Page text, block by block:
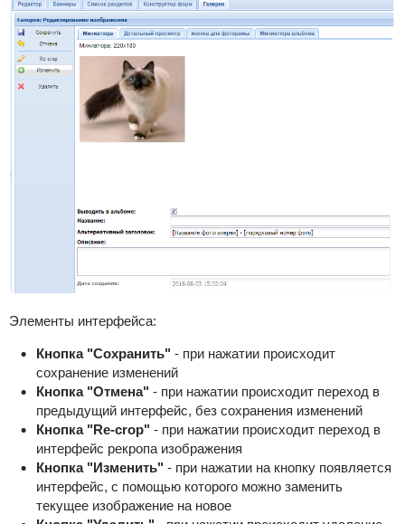
Элементы интерфейса:
Кнопка "Сохранить" - при нажатии происходит
сохранение изменений
Кнопка "Отмена" - при нажатии происходит переход в
предыдущий интерфейс, без сохранения изменений
Кнопка "Re-crop" - при нажатии происходит переход в
интерфейс рекропа изображения
Кнопка "Изменить" - при нажатии на кнопку появляется
интерфейс, с помощью которого можно заменить
текущее изображение на новое